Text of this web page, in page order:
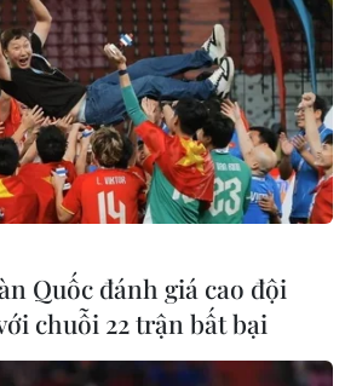
Quốc đánh giá cao đội
chuỗi 22 trận bất bại